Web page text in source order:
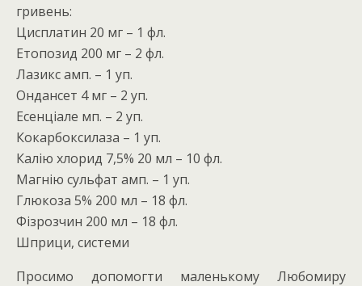
гривень:
Цисплатин 20 мг – 1 фл.
Етопозид 200 мг – 2 фл.
Лазикс амп. – 1 уп.
Ондансет 4 мг – 2 уп.
Есенціале мп. – 2 уп.
Кокарбоксилаза – 1 уп.
Калію хлорид 7,5% 20 мл – 10 фл.
Магнію сульфат амп. – 1 уп.
Глюкоза 5% 200 мл – 18 фл.
Фізрозчин 200 мл – 18 фл.
Шприци, системи
Просимо допомогти маленькому Любомиру